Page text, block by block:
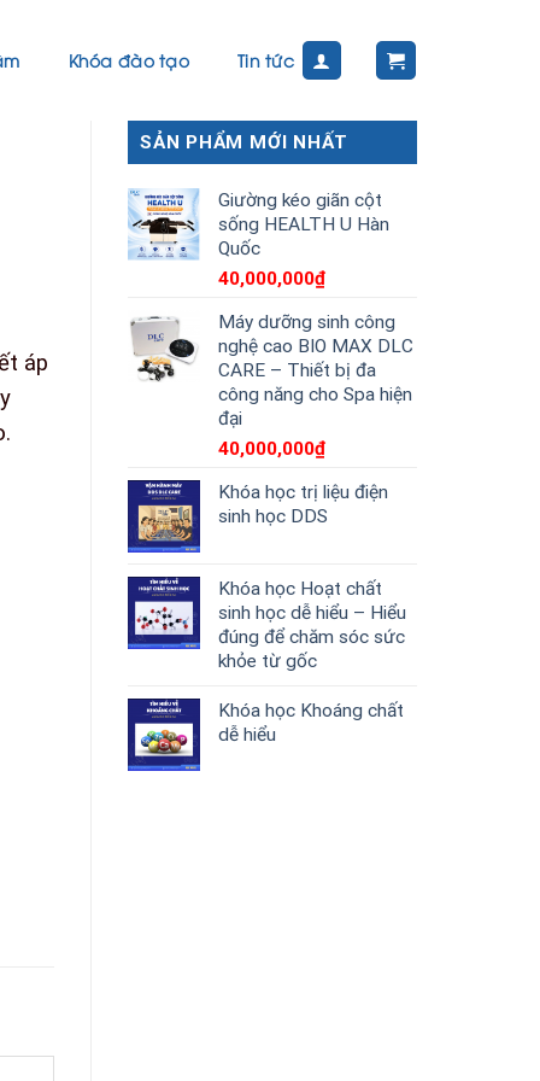
Khóa đào tạo Tin tức
SẢN PHẨM MỚI NHẤT
Giường kéo giãn cột
sống HEALTH U Hàn
Quốc
40,000,000₫
Máy dưỡng sinh công
nghệ cao BIO MAX DLC
CARE – Thiết bị đa
công năng cho Spa hiện
đại
40,000,000₫
Khóa học trị liệu điện
sinh học DDS
Khóa học Hoạt chất
sinh học dễ hiểu – Hiểu
đúng để chăm sóc sức
khỏe từ gốc
Khóa học Khoáng chất
dễ hiểu
áp